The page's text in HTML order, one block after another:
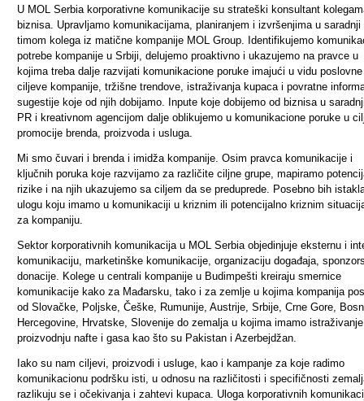
U MOL Serbia korporativne komunikacije su strateški konsultant
biznisa. Upravljamo komunikacijama, planiranjem i izvršenjima u saradnji
timom kolega iz matične kompanije MOL Group. Identifikujemo
potrebe kompanije u Srbiji, delujemo proaktivno i ukazujemo na pravce u
kojima treba dalje razvijati komunikacione poruke imajući u vidu poslovne
ciljeve kompanije, tržišne trendove, istraživanja kupaca i povratne
sugestije koje od njih dobijamo. Inpute koje dobijemo od biznisa u
PR i kreativnom agencijom dalje oblikujemo u komunikacione poruke u
promocije brenda, proizvoda i usluga.
Mi smo čuvari i brenda i imidža kompanije. Osim pravca komunikacije i
ključnih poruka koje razvijamo za različite ciljne grupe, mapiramo
rizike i na njih ukazujemo sa ciljem da se preduprede. Posebno bih
ulogu koju imamo u komunikaciji u kriznim ili potencijalno kriznim
za kompaniju.
Sektor korporativnih komunikacija u MOL Serbia objedinjuje eksternu i
komunikaciju, marketinške komunikacije, organizaciju događaja,
donacije. Kolege u centrali kompanije u Budimpešti kreiraju smernice
komunikacije kako za Mađarsku, tako i za zemlje u kojima kompanija
od Slovačke, Poljske, Češke, Rumunije, Austrije, Srbije, Crne Gore,
Hercegovine, Hrvatske, Slovenije do zemalja u kojima imamo
proizvodnju nafte i gasa kao što su Pakistan i Azerbejdžan.
Iako su nam ciljevi, proizvodi i usluge, kao i kampanje za koje radimo
komunikacionu podršku isti, u odnosu na različitosti i specifičnosti
razlikuju se i očekivanja i zahtevi kupaca. Uloga korporativnih